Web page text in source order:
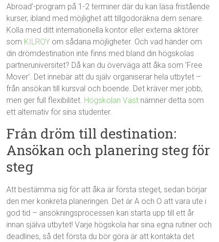
Abroad’-program på 1-2 terminer där du kan läsa fristående
kurser, ibland med möjlighet att tillgodoräkna dem senare.
Kolla med ditt internationella kontor eller externa aktörer
som KILROY om sådana möjligheter. Och vad händer om
din drömdestination inte finns med bland din högskolas
partneruniversitet? Då kan du överväga att åka som ’Free
Mover’. Det innebär att du själv organiserar hela utbytet –
från ansökan till kursval och boende. Det kräver mer jobb,
men ger full flexibilitet. Högskolan Väst nämner detta som
ett alternativ för sina studenter.
Från dröm till destination:
Ansökan och planering steg för
steg
Att bestämma sig för att åka är första steget, sedan börjar
den mer konkreta planeringen. Det är A och O att vara ute i
god tid – ansökningsprocessen kan starta upp till ett år
innan själva utbytet! Varje högskola har sina egna rutiner och
deadlines, så det första du bör göra är att kontakta det